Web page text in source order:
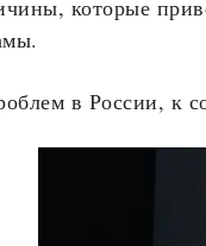
которые
в России, к